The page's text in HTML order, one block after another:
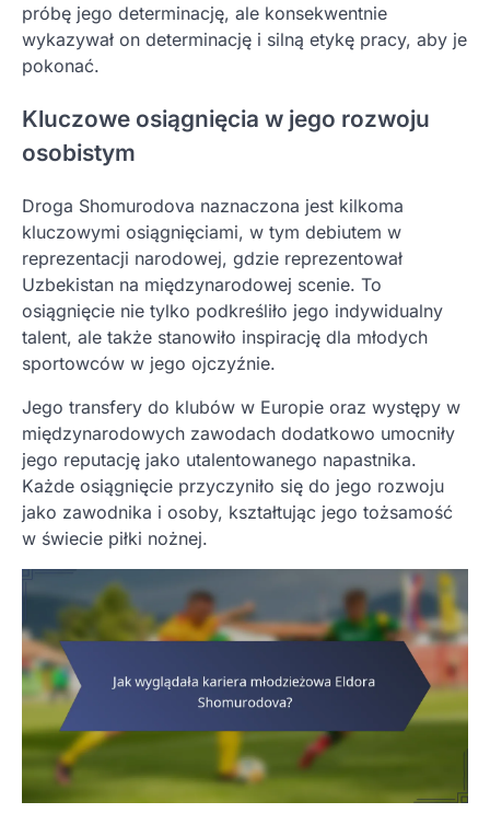
próbę jego determinację, ale konsekwentnie
wykazywał on determinację i silną etykę pracy, aby je
pokonać.
Kluczowe osiągnięcia w jego rozwoju
osobistym
Droga Shomurodova naznaczona jest kilkoma
kluczowymi osiągnięciami, w tym debiutem w
reprezentacji narodowej, gdzie reprezentował
Uzbekistan na międzynarodowej scenie. To
osiągnięcie nie tylko podkreśliło jego indywidualny
talent, ale także stanowiło inspirację dla młodych
sportowców w jego ojczyźnie.
Jego transfery do klubów w Europie oraz występy w
międzynarodowych zawodach dodatkowo umocniły
jego reputację jako utalentowanego napastnika.
Każde osiągnięcie przyczyniło się do jego rozwoju
jako zawodnika i osoby, kształtując jego tożsamość
w świecie piłki nożnej.